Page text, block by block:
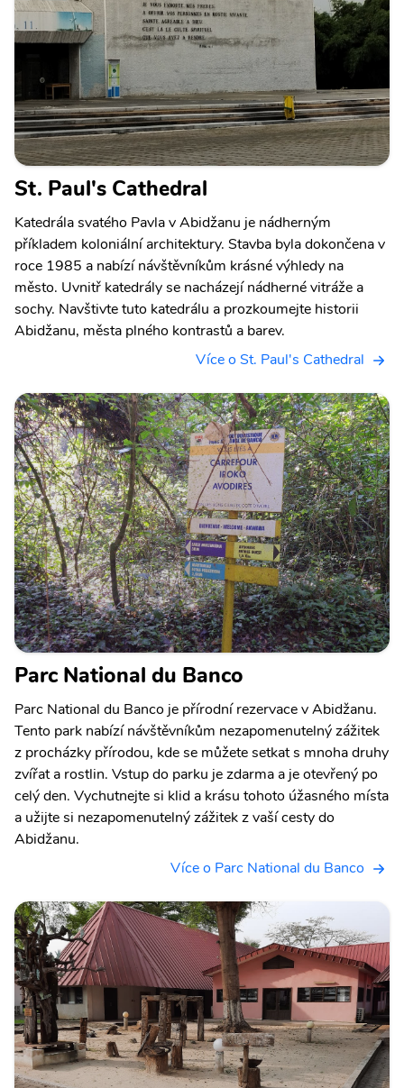
St. Paul's Cathedral
Katedrála svatého Pavla v Abidžanu je nádherným
příkladem koloniální architektury. Stavba byla dokončena v
roce 1985 a nabízí návštěvníkům krásné výhledy na
město. Uvnitř katedrály se nacházejí nádherné vitráže a
sochy. Navštivte tuto katedrálu a prozkoumejte historii
Abidžanu, města plného kontrastů a barev.
Více o St. Paul's Cathedral
Parc National du Banco
Parc National du Banco je přírodní rezervace v Abidžanu.
Tento park nabízí návštěvníkům nezapomenutelný zážitek
z procházky přírodou, kde se můžete setkat s mnoha druhy
zvířat a rostlin. Vstup do parku je zdarma a je otevřený po
celý den. Vychutnejte si klid a krásu tohoto úžasného místa
a užijte si nezapomenutelný zážitek z vaší cesty do
Abidžanu.
Více o Parc National du Banco